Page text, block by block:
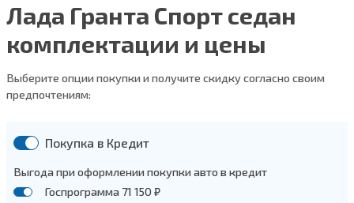
Лада Гранта Спорт седан
комплектации и цены
Выберите опции покупки и получите скидку согласно своим
предпочтениям:
Покупка в Кредит
Выгода при оформлении покупки авто в кредит
Госпрограмма 71 150 ₽